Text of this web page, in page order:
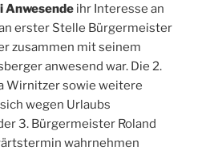
Anwesende ihr Interesse an
erster Stelle Bürgermeister
zusammen mit seinem
anwesend war. Die 2.
Wirnitzer sowie weitere
wegen Urlaubs
3. Bürgermeister Roland
wahrnehmen